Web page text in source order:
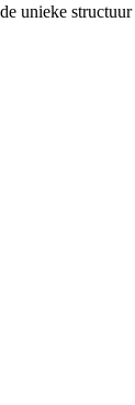
unieke structuur